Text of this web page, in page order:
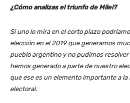
¿Cómo analizas el triunfo de Milei?
Si uno lo mira en el corto plazo
elección en el 2019 que generamos
pueblo argentino y no pudimos
hemos generado a parte de nuestro
que ese es un elemento importante a
electoral.